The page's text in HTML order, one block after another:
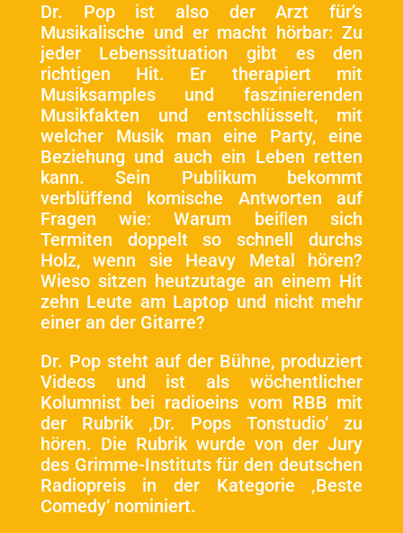
Dr. Pop ist also der Arzt für’s
Musikalische und er macht hörbar: Zu
jeder Lebenssituation gibt es den
richtigen Hit. Er therapiert mit
Musiksamples und faszinierenden
Musikfakten und entschlüsselt, mit
welcher Musik man eine Party, eine
Beziehung und auch ein Leben retten
kann. Sein Publikum bekommt
verblüffend komische Antworten auf
Fragen wie: Warum beiﬂen sich
Termiten doppelt so schnell durchs
Holz, wenn sie Heavy Metal hören?
Wieso sitzen heutzutage an einem Hit
zehn Leute am Laptop und nicht mehr
einer an der Gitarre?
Dr. Pop steht auf der Bühne, produziert
Videos und ist als wöchentlicher
Kolumnist bei radioeins vom RBB mit
der Rubrik ‚Dr. Pops Tonstudio‘ zu
hören. Die Rubrik wurde von der Jury
des Grimme-Instituts für den deutschen
Radiopreis in der Kategorie ‚Beste
Comedy‘ nominiert.